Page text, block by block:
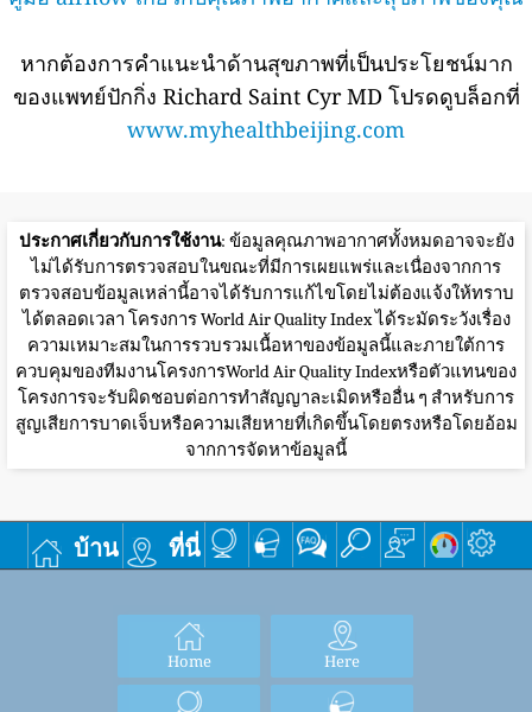
หากต้องการคำแนะนำด้านสุขภาพที่เป็นประโยชน์มาก
ของแพทย์ปักกิ่ง Richard Saint Cyr MD โปรดดูบล็อกที่
www.myhealthbeijing.com
ประกาศเกี่ยวกับการใช้งาน: ข้อมูลคุณภาพอากาศทั้งหมดอาจจะยัง
ไม่ได้รับการตรวจสอบในขณะที่มีการเผยแพร่และเนื่องจากการ
ตรวจสอบข้อมูลเหล่านี้อาจได้รับการแก้ไขโดยไม่ต้องแจ้งให้ทราบ
ได้ตลอดเวลา โครงการ World Air Quality Index ได้ระมัดระวังเรื่อง
ความเหมาะสมในการรวบรวมเนื้อหาของข้อมูลนี้และภายใต้การ
ควบคุมของทีมงานโครงการWorld Air Quality Indexหรือตัวแทนของ
โครงการจะรับผิดชอบต่อการทำสัญญาละเมิดหรืออื่น ๆ สำหรับการ
สูญเสียการบาดเจ็บหรือความเสียหายที่เกิดขึ้นโดยตรงหรือโดยอ้อม
จากการจัดหาข้อมูลนี้
บ้าน ที่นี่
Home Here